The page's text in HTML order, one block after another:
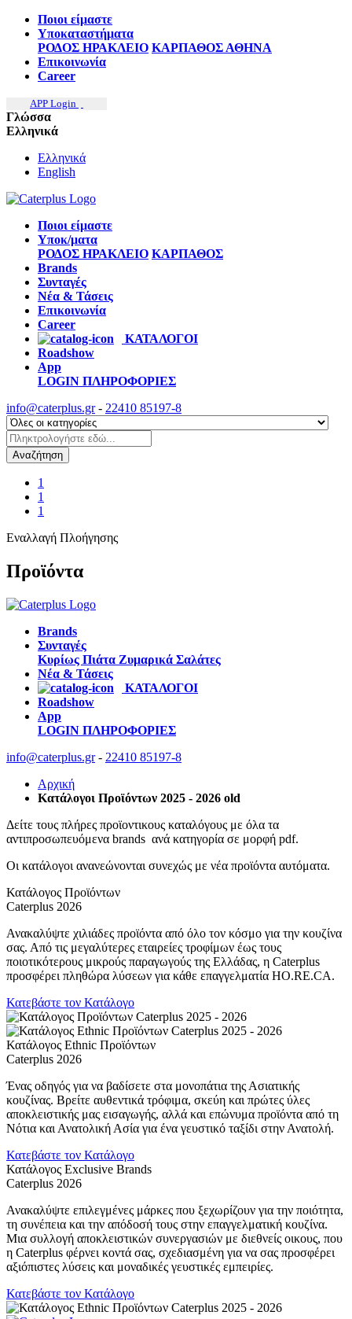
Ποιοι είμαστε
Υποκαταστήματα
ΡΟΔΟΣ ΗΡΑΚΛΕΙΟ ΚΑΡΠΑΘΟΣ ΑΘΗΝΑ
Επικοινωνία
Career
APP Login
Γλώσσα
Ελληνικά
Ελληνικά
English
Ποιοι είμαστε
Υποκ/ματα
ΡΟΔΟΣ ΗΡΑΚΛΕΙΟ ΚΑΡΠΑΘΟΣ
Brands
Συνταγές
Νέα & Τάσεις
Επικοινωνία
Career
ΚΑΤΑΛΟΓΟΙ
Roadshow
App
LOGIN ΠΛΗΡΟΦΟΡΙΕΣ
info@caterplus.gr- 22410 85197-8
Αναζήτηση
1
1
1
Εναλλαγή Πλοήγησης
Προϊόντα
Brands
Συνταγές
Κυρίως Πιάτα Ζυμαρικά Σαλάτες
Νέα & Τάσεις
ΚΑΤΑΛΟΓΟΙ
Roadshow
App
LOGIN ΠΛΗΡΟΦΟΡΙΕΣ
info@caterplus.gr- 22410 85197-8
Αρχική
Κατάλογοι Προϊόντων 2025 - 2026 old
Δείτε τους πλήρες προϊοντικους καταλόγους με όλα τα
αντιπροσωπευόμενα brands ανά κατηγορία σε μορφή pdf.
Οι κατάλογοι ανανεώνονται συνεχώς με νέα προϊόντα αυτόματα.
Κατάλογος Προϊόντων
Caterplus 2026
Ανακαλύψτε χιλιάδες προϊόντα από όλο τον κόσμο για την κουζίνα
σας. Από τις μεγαλύτερες εταιρείες τροφίμων έως τους
ποιοτικότερους μικρούς παραγωγούς της Ελλάδας, η Caterplus
προσφέρει πληθώρα λύσεων για κάθε επαγγελματία HO.RE.CA.
Κατεβάστε τον Κατάλογο
Κατάλογος Ethnic Προϊόντων
Caterplus 2026
Ένας οδηγός για να βαδίσετε στα μονοπάτια της Ασιατικής
κουζίνας. Βρείτε αυθεντικά τρόφιμα, σκεύη και πρώτες ύλες
αποκλειστικής μας εισαγωγής, αλλά και επώνυμα προϊόντα από τη
Νότια και Ανατολική Ασία για ένα γευστικό ταξίδι στην Ανατολή.
Κατεβάστε τον Κατάλογο
Κατάλογος Exclusive Brands
Caterplus 2026
Ανακαλύψτε επιλεγμένες μάρκες που ξεχωρίζουν για την ποιότητα,
τη συνέπεια και την απόδοσή τους στην επαγγελματική κουζίνα.
Μια συλλογή αποκλειστικών συνεργασιών με διεθνείς οικους, που
η Caterplus φέρνει κοντά σας, σχεδιασμένη για να σας προσφέρει
αξιόπιστες λύσεις και μοναδικές γευστικές εμπειρίες.
Κατεβάστε τον Κατάλογο